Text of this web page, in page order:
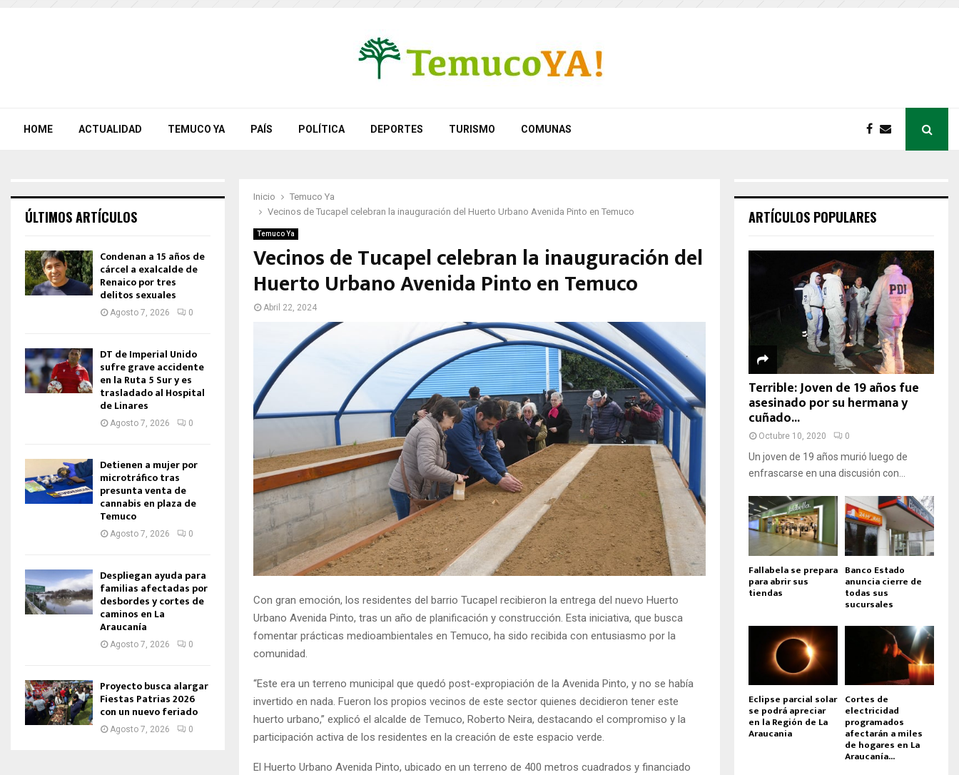
HOME ACTUALIDAD TEMUCO YA PAÍS POLÍTICA DEPORTES TURISMO COMUNAS
Inicio
Temuco Ya
Vecinos de Tucapel celebran la inauguración del Huerto Urbano Avenida Pinto en Temuco
Temuco Ya
Vecinos de Tucapel celebran la inauguración del
Huerto Urbano Avenida Pinto en Temuco
Abril 22, 2024
Con gran emoción, los residentes del barrio Tucapel recibieron la entrega del nuevo Huerto
Urbano Avenida Pinto, tras un año de planificación y construcción. Esta iniciativa, que busca
fomentar prácticas medioambientales en Temuco, ha sido recibida con entusiasmo por la
comunidad.
“Este era un terreno municipal que quedó post-expropiación de la Avenida Pinto, y no se había
invertido en nada. Fueron los propios vecinos de este sector quienes decidieron tener este
huerto urbano,” explicó el alcalde de Temuco, Roberto Neira, destacando el compromiso y la
participación activa de los residentes en la creación de este espacio verde.
El Huerto Urbano Avenida Pinto, ubicado en un terreno de 400 metros cuadrados y financiado
ÚLTIMOS ARTÍCULOS
Condenan a 15 años de
cárcel a exalcalde de
Renaico por tres
delitos sexuales
Agosto 7, 2026 0
DT de Imperial Unido
sufre grave accidente
en la Ruta 5 Sur y es
trasladado al Hospital
de Linares
Agosto 7, 2026 0
Detienen a mujer por
microtráfico tras
presunta venta de
cannabis en plaza de
Temuco
Agosto 7, 2026 0
Despliegan ayuda para
familias afectadas por
desbordes y cortes de
caminos en La
Araucanía
Agosto 7, 2026 0
Proyecto busca alargar
Fiestas Patrias 2026
con un nuevo feriado
Agosto 7, 2026 0
ARTÍCULOS POPULARES
Terrible: Joven de 19 años fue
asesinado por su hermana y
cuñado...
Octubre 10, 2020 0
Un joven de 19 años murió luego de
enfrascarse en una discusión con...
Fallabela se prepara
para abrir sus
tiendas
Banco Estado
anuncia cierre de
todas sus
sucursales
Eclipse parcial solar
se podrá apreciar
en la Región de La
Araucania
Cortes de
electricidad
programados
afectarán a miles
de hogares en La
Araucanía...